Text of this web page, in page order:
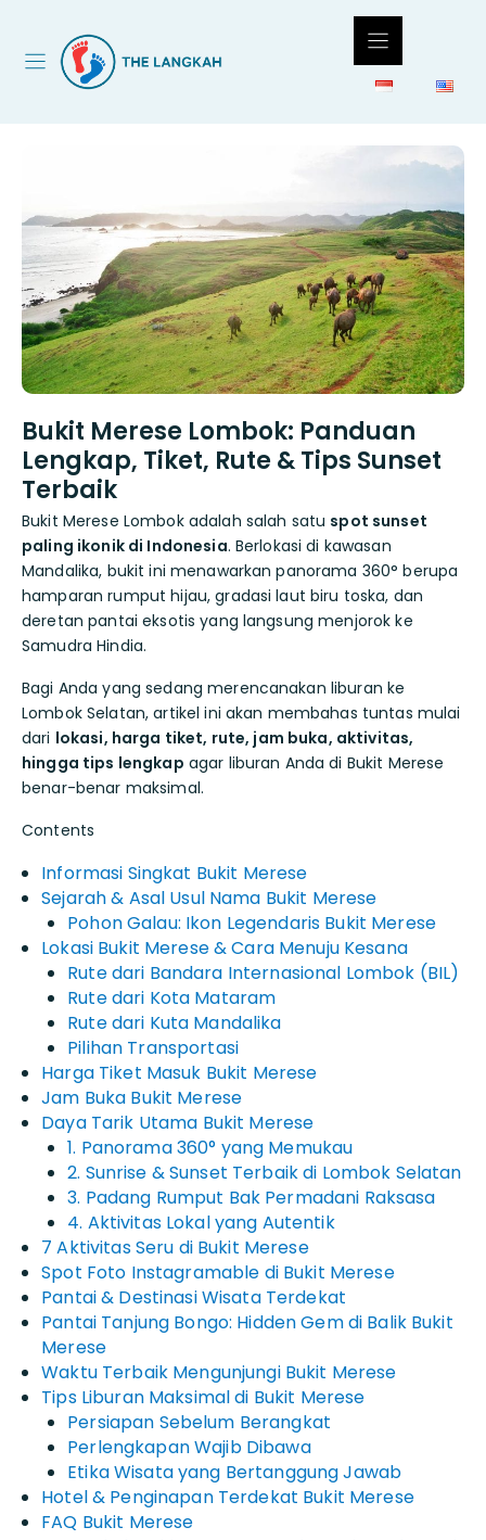
Bukit Merese Lombok: Panduan
Lengkap, Tiket, Rute & Tips Sunset
Terbaik
Bukit Merese Lombok adalah salah satu spot sunset
paling ikonik di Indonesia. Berlokasi di kawasan
Mandalika, bukit ini menawarkan panorama 360° berupa
hamparan rumput hijau, gradasi laut biru toska, dan
deretan pantai eksotis yang langsung menjorok ke
Samudra Hindia.
Bagi Anda yang sedang merencanakan liburan ke
Lombok Selatan, artikel ini akan membahas tuntas mulai
dari lokasi, harga tiket, rute, jam buka, aktivitas,
hingga tips lengkap agar liburan Anda di Bukit Merese
benar-benar maksimal.
Contents
Informasi Singkat Bukit Merese
Sejarah & Asal Usul Nama Bukit Merese
Pohon Galau: Ikon Legendaris Bukit Merese
Lokasi Bukit Merese & Cara Menuju Kesana
Rute dari Bandara Internasional Lombok (BIL)
Rute dari Kota Mataram
Rute dari Kuta Mandalika
Pilihan Transportasi
Harga Tiket Masuk Bukit Merese
Jam Buka Bukit Merese
Daya Tarik Utama Bukit Merese
1. Panorama 360° yang Memukau
2. Sunrise & Sunset Terbaik di Lombok Selatan
3. Padang Rumput Bak Permadani Raksasa
4. Aktivitas Lokal yang Autentik
7 Aktivitas Seru di Bukit Merese
Spot Foto Instagramable di Bukit Merese
Pantai & Destinasi Wisata Terdekat
Pantai Tanjung Bongo: Hidden Gem di Balik Bukit
Merese
Waktu Terbaik Mengunjungi Bukit Merese
Tips Liburan Maksimal di Bukit Merese
Persiapan Sebelum Berangkat
Perlengkapan Wajib Dibawa
Etika Wisata yang Bertanggung Jawab
Hotel & Penginapan Terdekat Bukit Merese
FAQ Bukit Merese